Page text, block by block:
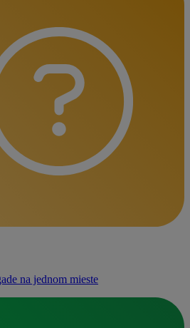
na jednom mieste